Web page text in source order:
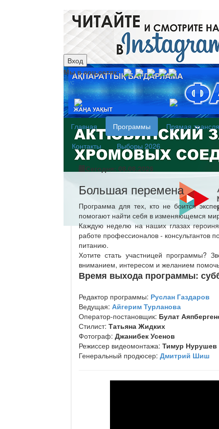
Вход
Мы в соц.сетях:
рус
каз
Главная Программы
Прямая
Контакты
Выборы 2026
Сегодня: 08.08.2026
Большая перемена
Программа для тех, кто не боится
помогают найти себя в изменяющемся
Каждую неделю на наших глазах
работе профессионалов - консультантов
питанию.
Хотите стать участницей программы?
вниманием, интересом и желанием
Время выхода программы:
Редактор программы: Руслан Газдаров
Ведущая: Айгерим Турланова
Оператор-постановщик: Булат
Стилист: Татьяна Жидких
Фотограф: Джанибек Усенов
Режиссер видеомонтажа: Тимур Нурушев
Генеральный продюсер: Дмитрий Шиш